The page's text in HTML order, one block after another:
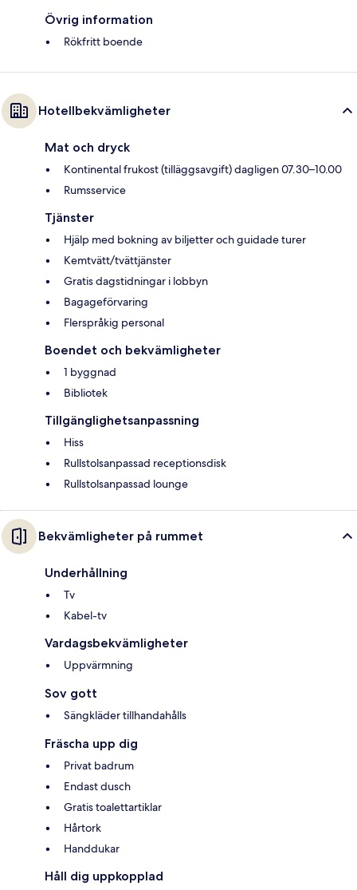
Övrig information
Rökfritt boende
Hotellbekvämligheter
Mat och dryck
Kontinental frukost (tilläggsavgift) dagligen 07.30–10.00
Rumsservice
Tjänster
Hjälp med bokning av biljetter och guidade turer
Kemtvätt/tvättjänster
Gratis dagstidningar i lobbyn
Bagageförvaring
Flerspråkig personal
Boendet och bekvämligheter
1 byggnad
Bibliotek
Tillgänglighetsanpassning
Hiss
Rullstolsanpassad receptionsdisk
Rullstolsanpassad lounge
Bekvämligheter på rummet
Underhållning
Tv
Kabel-tv
Vardagsbekvämligheter
Uppvärmning
Sov gott
Sängkläder tillhandahålls
Fräscha upp dig
Privat badrum
Endast dusch
Gratis toalettartiklar
Hårtork
Handdukar
Håll dig uppkopplad